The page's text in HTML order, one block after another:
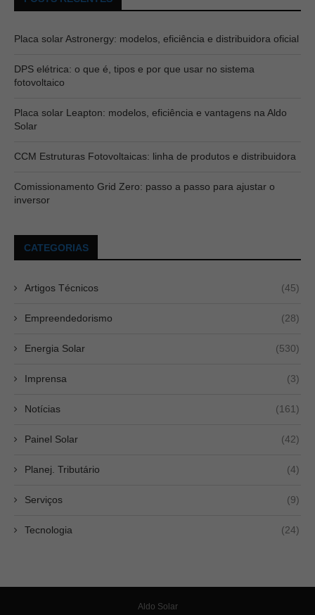
Placa solar Astronergy: modelos, eficiência e distribuidora oficial
DPS elétrica: o que é, tipos e por que usar no sistema
fotovoltaico
Placa solar Leapton: modelos, eficiência e vantagens na Aldo
Solar
CCM Estruturas Fotovoltaicas: linha de produtos e distribuidora
Comissionamento Grid Zero: passo a passo para ajustar o
inversor
CATEGORIAS
Artigos Técnicos (45)
Empreendedorismo (28)
Energia Solar (530)
Imprensa (3)
Notícias (161)
Painel Solar (42)
Planej. Tributário (4)
Serviços (9)
Tecnologia (24)
Aldo Solar